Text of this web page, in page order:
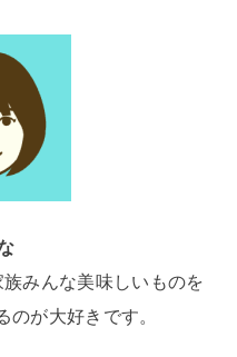
みんな美味しいものを
が大好きです。